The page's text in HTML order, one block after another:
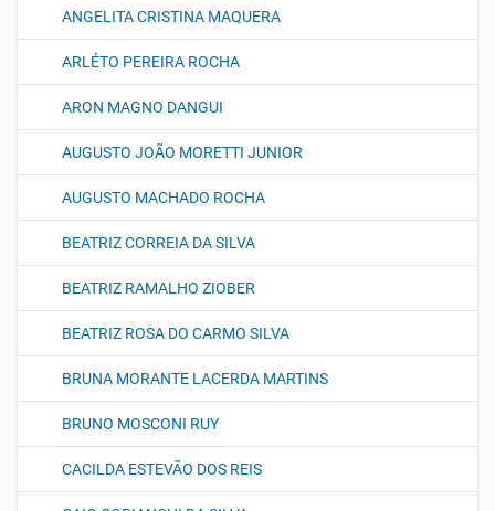
ANGELITA CRISTINA MAQUERA
ARLÉTO PEREIRA ROCHA
ARON MAGNO DANGUI
AUGUSTO JOÃO MORETTI JUNIOR
AUGUSTO MACHADO ROCHA
BEATRIZ CORREIA DA SILVA
BEATRIZ RAMALHO ZIOBER
BEATRIZ ROSA DO CARMO SILVA
BRUNA MORANTE LACERDA MARTINS
BRUNO MOSCONI RUY
CACILDA ESTEVÃO DOS REIS